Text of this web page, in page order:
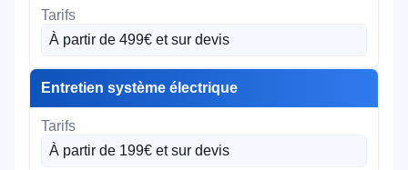
À partir de 499€ et sur devis
Entretien système électrique
À partir de 199€ et sur devis